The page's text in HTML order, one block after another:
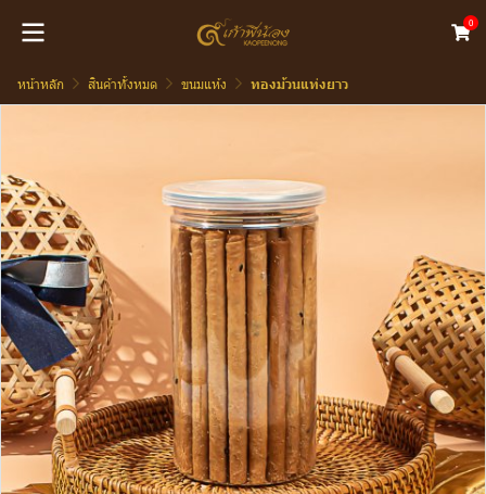
0
หน้าหลัก สินค้าทั้งหมด ขนมแห้ง ทองม้วนแท่งยาว